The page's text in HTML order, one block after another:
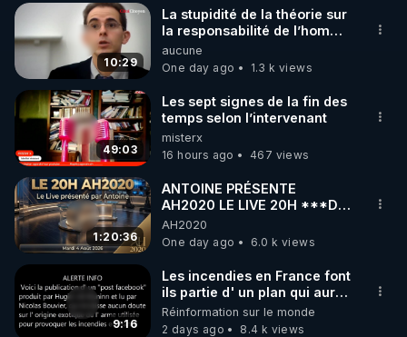
▶ 30 jours gratuit sur l’application de méditation et
de bien-être ENVOL :
Rendez-vous sur https://www.envol.app/code
le code : REGENERE
10:29
La stupidité de la théorie sur
la responsabilité de l’homme
concernant le dioxyde de
carbone.
aucune
One day ago
1.3 k views
49:03
Les sept signes de la fin des
temps selon l’intervenant
misterx
16 hours ago
467 views
1:20:36
ANTOINE PRÉSENTE
AH2020 LE LIVE 20H ***DU
04/08/2026*** 📷LE
GRAND RÉVEIL EST EN
MARCHE 📷
AH2020
One day ago
6.0 k views
9:16
Les incendies en France font
ils partie d' un plan qui aurait
débuté le 11 septembre 2001
?
Réinformation sur le monde
2 days ago
8.4 k views